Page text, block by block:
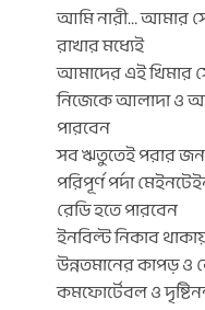
আমি নারী… আমার
রাখার মধ্যেই
আমাদের এই খিমার
নিজেকে আলাদা ও
পারবেন
সব ঋতুতেই পরার
পরিপূর্ণ পর্দা
রেডি হতে পারবেন
ইনবিল্ট নিকাব
উন্নতমানের কাপড় ও
কমফোর্টেবল ও